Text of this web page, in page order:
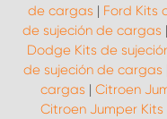
de cargas | Ford Kits
de sujeción de cargas |
Dodge Kits de
de sujeción de cargas
cargas | Citroen
Citroen Jumper